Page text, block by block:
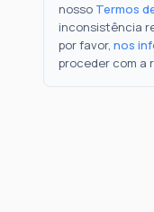
nosso Termos
inconsistência
por favor, nos
proceder com a